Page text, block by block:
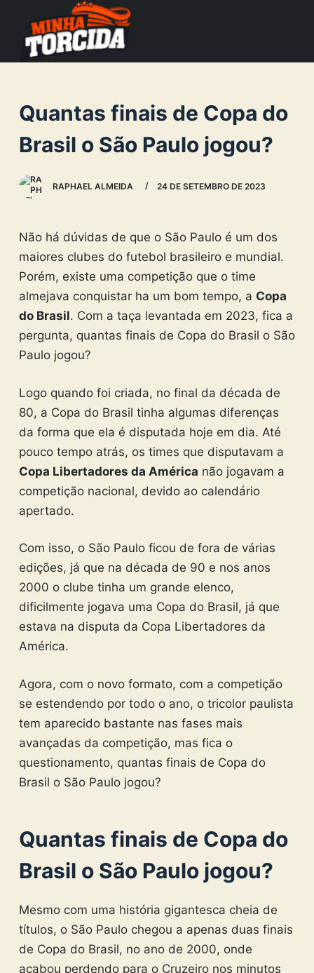
o
c
o
n
Quantas finais de Copa do
Brasil o São Paulo jogou?
RAPHAEL ALMEIDA 24 DE SETEMBRO DE 2023
Não há dúvidas de que o São Paulo é um dos
maiores clubes do futebol brasileiro e mundial.
Porém, existe uma competição que o time
almejava conquistar ha um bom tempo, a Copa
do Brasil. Com a taça levantada em 2023, fica a
pergunta, quantas finais de Copa do Brasil o São
Paulo jogou?
Logo quando foi criada, no final da década de
80, a Copa do Brasil tinha algumas diferenças
da forma que ela é disputada hoje em dia. Até
pouco tempo atrás, os times que disputavam a
Copa Libertadores da América não jogavam a
competição nacional, devido ao calendário
apertado.
Com isso, o São Paulo ficou de fora de várias
edições, já que na década de 90 e nos anos
2000 o clube tinha um grande elenco,
dificilmente jogava uma Copa do Brasil, já que
estava na disputa da Copa Libertadores da
América.
Agora, com o novo formato, com a competição
se estendendo por todo o ano, o tricolor paulista
tem aparecido bastante nas fases mais
avançadas da competição, mas fica o
questionamento, quantas finais de Copa do
Brasil o São Paulo jogou?
Quantas finais de Copa do
Brasil o São Paulo jogou?
Mesmo com uma história gigantesca cheia de
títulos, o São Paulo chegou a apenas duas finais
de Copa do Brasil, no ano de 2000, onde
acabou perdendo para o Cruzeiro nos minutos